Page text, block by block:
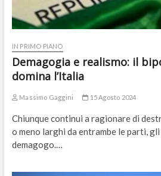
IN PRIMO PIANO
Demagogia e realismo: il
domina l’Italia
Massimo Gaggini 15 Agosto 2024
Chiunque continui a ragionare di
o meno larghi da entrambe le parti, gli
demagogo.…